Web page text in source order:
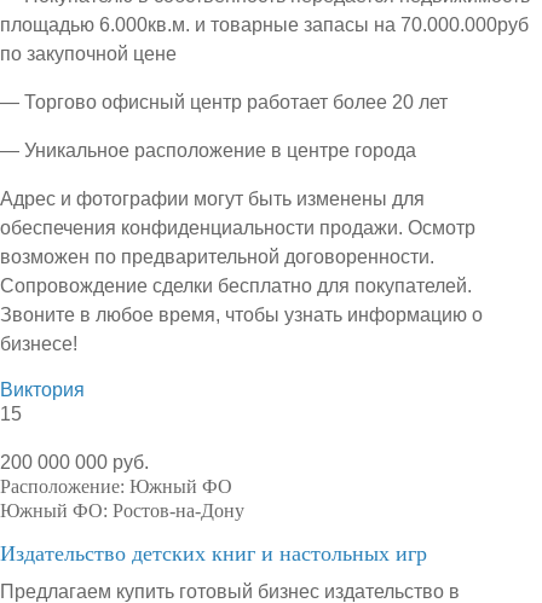
площадью 6.000кв.м. и товарные запасы на 70.000.000руб
по закупочной цене
— Торгово офисный центр работает более 20 лет
— Уникальное расположение в центре города
Адрес и фотографии могут быть изменены для
обеспечения конфиденциальности продажи. Осмотр
возможен по предварительной договоренности.
Сопровождение сделки бесплатно для покупателей.
Звоните в любое время, чтобы узнать информацию о
бизнесе!
Виктория
15
200 000 000 руб.
Расположение: Южный ФО
Южный ФО: Ростов-на-Дону
Издательство детских книг и настольных игр
Предлагаем купить готовый бизнес издательство в